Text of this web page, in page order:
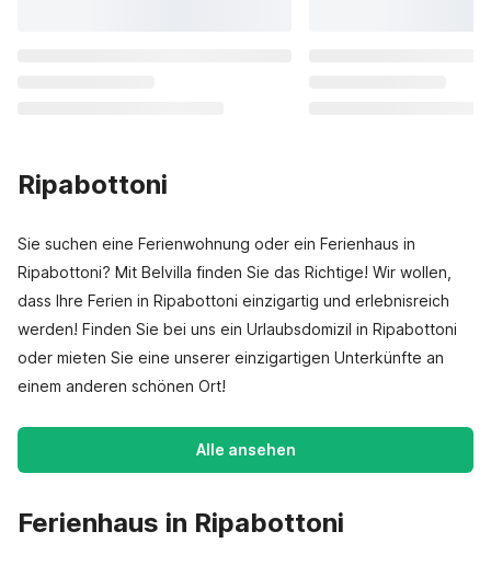
Ripabottoni
Sie suchen eine Ferienwohnung oder ein Ferienhaus in
Ripabottoni? Mit Belvilla finden Sie das Richtige! Wir wollen,
dass Ihre Ferien in Ripabottoni einzigartig und erlebnisreich
werden! Finden Sie bei uns ein Urlaubsdomizil in Ripabottoni
oder mieten Sie eine unserer einzigartigen Unterkünfte an
einem anderen schönen Ort!
Alle ansehen
Ferienhaus in Ripabottoni